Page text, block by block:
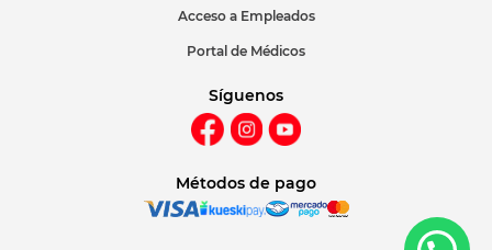
Acceso a Empleados
Portal de Médicos
Síguenos
Métodos de pago